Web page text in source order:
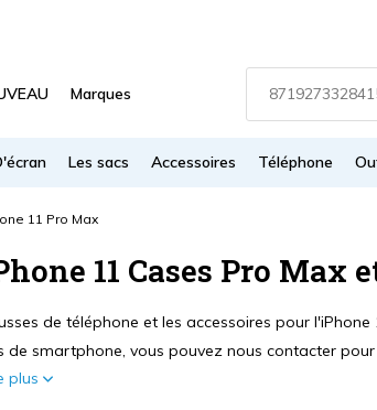
Marques
Les sacs Accessoires Téléphone
11 Pro Max
11 Cases Pro Max
de téléphone et les accessoires pour
de smartphone, vous pouvez nous contacter
plus